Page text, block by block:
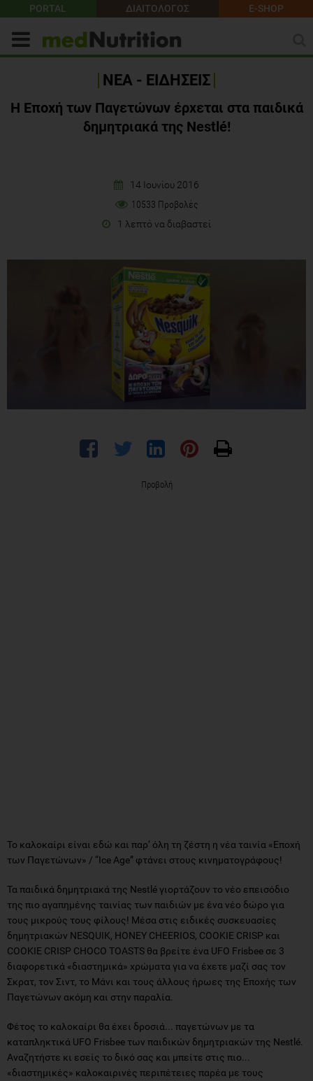
PORTAL ΔΙΑΙΤΟΛΟΓΟΣ E-SHOP
ΝΕΑ - ΕΙΔΗΣΕΙΣ
Η Εποχή των Παγετώνων έρχεται στα παιδικά
δημητριακά της Nestlé!
14 Ιουνίου 2016
10533 Προβολές
1 λεπτό να διαβαστεί
Προβολή
Το καλοκαίρι είναι εδώ και παρ’ όλη τη ζέστη η νέα ταινία «Εποχή
των Παγετώνων» / “Ice Age” φτάνει στους κινηματογράφους!
Τα παιδικά δημητριακά της Nestlé γιορτάζουν το νέο επεισόδιο
της πιο αγαπημένης ταινίας των παιδιών με ένα νέο δώρο για
τους μικρούς τους φίλους! Μέσα στις ειδικές συσκευασίες
δημητριακών NESQUIK, HONEY CHEERIOS, COOKIE CRISP και
COOKIE CRISP CHOCO TOASTS θα βρείτε ένα UFO Frisbee σε 3
διαφορετικά «διαστημικά» χρώματα για να έχετε μαζί σας τον
Σκρατ, τον Σιντ, το Μάνι και τους άλλους ήρωες της Εποχής των
Παγετώνων ακόμη και στην παραλία.
Φέτος το καλοκαίρι θα έχει δροσιά... παγετώνων με τα
καταπληκτικά UFO Frisbee των παιδικών δημητριακών της Nestlé.
Αναζητήστε κι εσείς το δικό σας και μπείτε στις πιο...
«διαστημικές» καλοκαιρινές περιπέτειες παρέα με τους